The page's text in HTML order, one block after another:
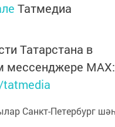
Татмедиа
Татарстана в
мессенджере MАХ: